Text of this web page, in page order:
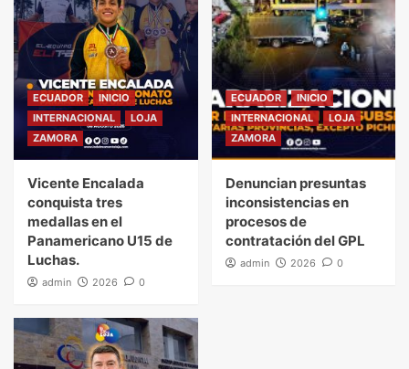
ECUADOR
INICIO
INTERNACIONAL
LOJA
ZAMORA
Vicente Encalada
conquista tres
medallas en el
Panamericano U15 de
Luchas.
admin 2026 0
ECUADOR
INICIO
INTERNACIONAL
LOJA
ZAMORA
Denuncian presuntas
inconsistencias en
procesos de
contratación del GPL
admin 2026 0